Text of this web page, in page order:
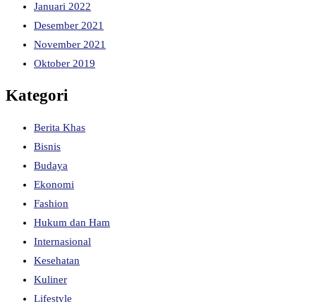
Januari 2022
Desember 2021
November 2021
Oktober 2019
Kategori
Berita Khas
Bisnis
Budaya
Ekonomi
Fashion
Hukum dan Ham
Internasional
Kesehatan
Kuliner
Lifestyle